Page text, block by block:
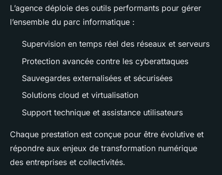
L’agence déploie des outils performants pour gérer
l’ensemble du parc informatique :
Supervision en temps réel des réseaux et serveurs
Protection avancée contre les cyberattaques
Sauvegardes externalisées et sécurisées
Solutions cloud et virtualisation
Support technique et assistance utilisateurs
Chaque prestation est conçue pour être évolutive et
répondre aux enjeux de transformation numérique
des entreprises et collectivités.